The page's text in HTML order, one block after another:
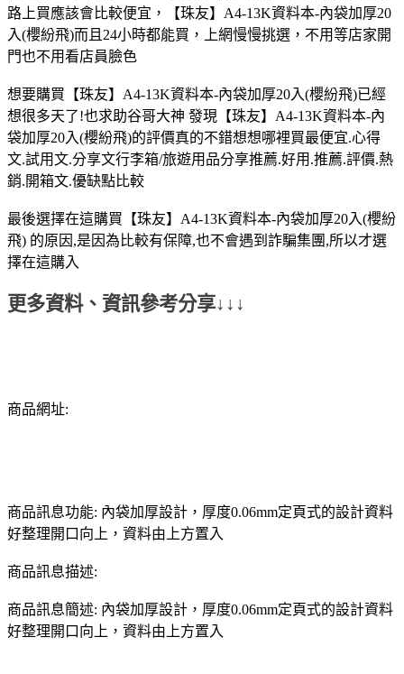
路上買應該會比較便宜，【珠友】A4-13K資料本-內袋加厚20
入(櫻紛飛)而且24小時都能買，上網慢慢挑選，不用等店家開
門也不用看店員臉色
想要購買【珠友】A4-13K資料本-內袋加厚20入(櫻紛飛)已經
想很多天了!也求助谷哥大神 發現【珠友】A4-13K資料本-內
袋加厚20入(櫻紛飛)的評價真的不錯想想哪裡買最便宜.心得
文.試用文.分享文行李箱/旅遊用品分享推薦.好用.推薦.評價.熱
銷.開箱文.優缺點比較
最後選擇在這購買【珠友】A4-13K資料本-內袋加厚20入(櫻紛
飛) 的原因,是因為比較有保障,也不會遇到詐騙集團,所以才選
擇在這購入
更多資料、資訊參考分享↓↓↓
商品網址:
商品訊息功能: 內袋加厚設計，厚度0.06mm定頁式的設計資料
好整理開口向上，資料由上方置入
商品訊息描述:
商品訊息簡述: 內袋加厚設計，厚度0.06mm定頁式的設計資料
好整理開口向上，資料由上方置入